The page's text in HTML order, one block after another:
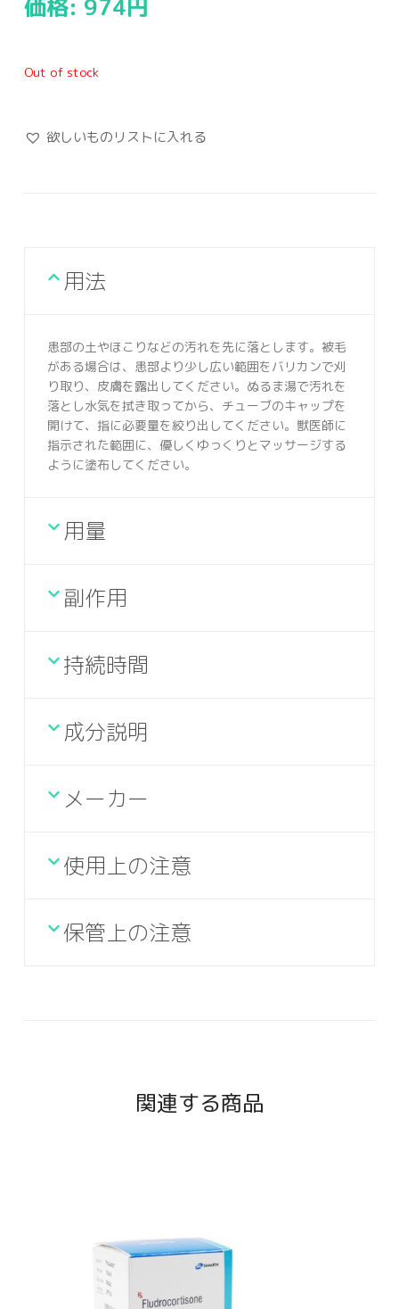
価格: 974円
Out of stock
欲しいものリストに入れる
用法
患部の土やほこりなどの汚れを先に落とします。被毛
がある場合は、患部より少し広い範囲をバリカンで刈
り取り、皮膚を露出してください。ぬるま湯で汚れを
落とし水気を拭き取ってから、チューブのキャップを
開けて、指に必要量を絞り出してください。獣医師に
指示された範囲に、優しくゆっくりとマッサージする
ように塗布してください。
用量
副作用
持続時間
成分説明
メーカー
使用上の注意
保管上の注意
関連する商品